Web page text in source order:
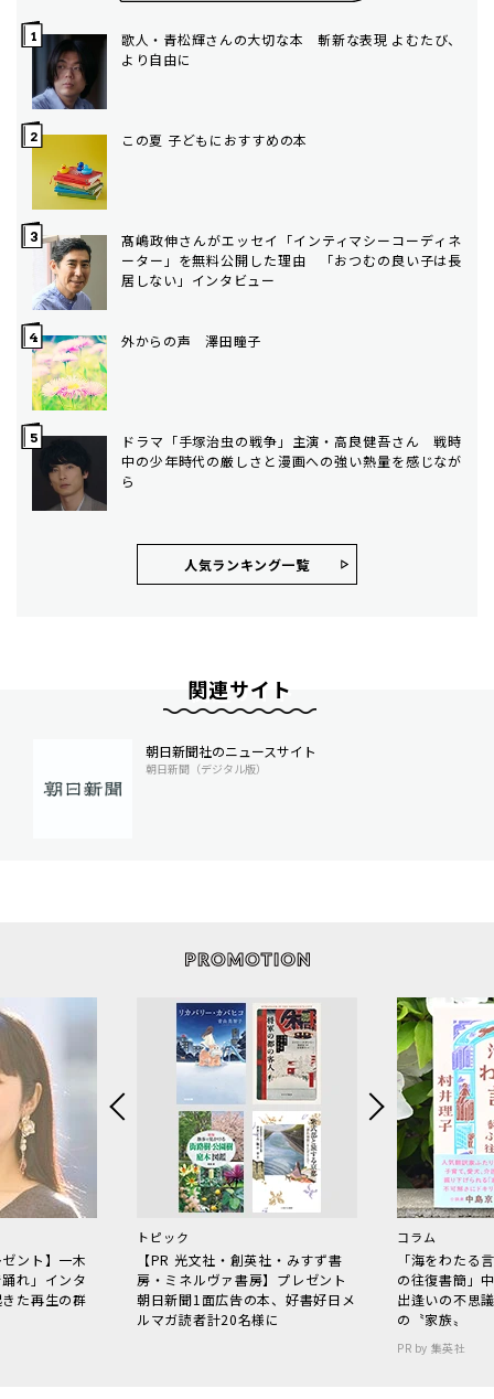
歌人・青松輝さんの大切な本 斬新な表現 よむたび、
より自由に
この夏 子どもにおすすめの本
髙嶋政伸さんがエッセイ「インティマシーコーディネ
ーター」を無料公開した理由 「おつむの良い子は長
居しない」インタビュー
外からの声 澤田瞳子
ドラマ「手塚治虫の戦争」主演・高良健吾さん 戦時
中の少年時代の厳しさと漫画への強い熱量を感じなが
ら
人気ランキング⼀覧
関連サイト
朝日新聞社のニュースサイト
朝日新聞（デジタル版）
ント】一木
れ」インタ
た再生の群
トピック
【PR 光文社・創英社・みすず書
房・ミネルヴァ書房】プレゼント
朝日新聞1面広告の本、好書好日メ
ルマガ読者計20名様に
コラム
「海をわた
の往復書簡」
出逢いの不思
の〝家族〟
PR by 集英社